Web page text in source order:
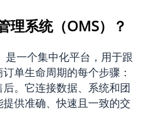
理系统（OMS）？
是一个集中化平台，用于跟
单生命周期的每个步骤：
。它连接数据、系统和团
供准确、快速且一致的交